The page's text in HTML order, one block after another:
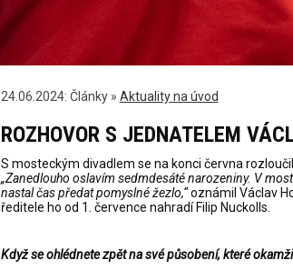
24.06.2024: Články » Aktuality na úvod
ROZHOVOR S JEDNATELEM
S mosteckým divadlem se na konci června
„Zanedlouho oslavím sedmdesáté narozeniny. V
nastal čas předat pomyslné žezlo,“oznámil Václav
ředitele ho od 1. července nahradí Filip Nuckolls.
Když se ohlédnete zpět na své působení, které